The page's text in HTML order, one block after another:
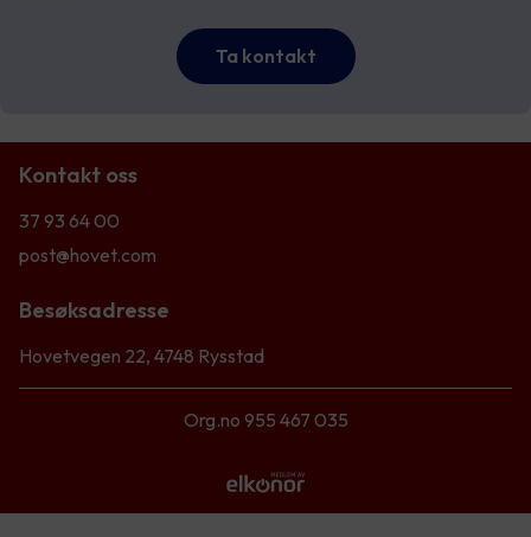
Ta kontakt
Kontakt oss
37 93 64 00
post@hovet.com
Besøksadresse
Hovetvegen 22, 4748 Rysstad
Org.no 955 467 035